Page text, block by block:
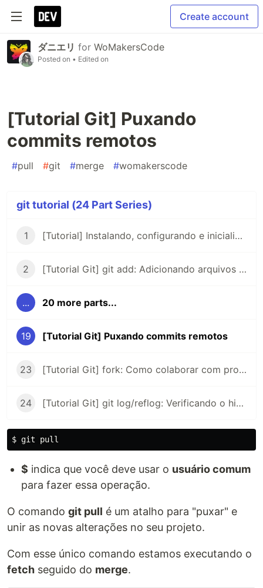
Create account
ダニエリ for WoMakersCode
Posted on • Edited on
[Tutorial Git] Puxando
commits remotos
#pull #git #merge #womakerscode
git tutorial (24 Part Series)
1 [Tutorial] Instalando, configurando e inicializando o Git no Linux
2 [Tutorial Git] git add: Adicionando arquivos no Git
... 20 more parts...
19 [Tutorial Git] Puxando commits remotos
23 [Tutorial Git] fork: Como colaborar com projetos de código aberto
24 [Tutorial Git] git log/reflog: Verificando o histórico do git
$ indica que você deve usar o usuário comum
para fazer essa operação.
O comando git pull é um atalho para "puxar" e
unir as novas alterações no seu projeto.
Com esse único comando estamos executando o
fetch seguido do merge.